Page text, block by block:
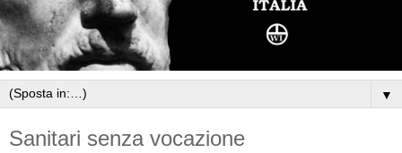
▼
Sanitari senza vocazione